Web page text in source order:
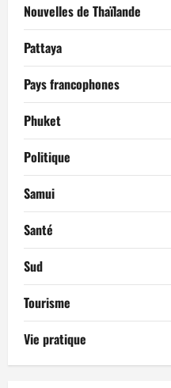
Nouvelles de Thaïlande
Pattaya
Pays francophones
Phuket
Politique
Samui
Santé
Sud
Tourisme
Vie pratique